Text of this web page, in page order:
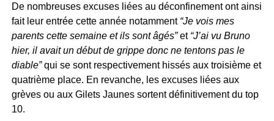
De nombreuses excuses liées au déconfinement ont ainsi
fait leur entrée cette année notamment “Je vois mes
parents cette semaine et ils sont âgés”et“J’ai vu Bruno
hier, il avait un début de grippe donc ne tentons pas le
diable”qui se sont respectivement hissés aux troisième et
quatrième place. En revanche, les excuses liées aux
grèves ou aux Gilets Jaunes sortent définitivement du top
10.